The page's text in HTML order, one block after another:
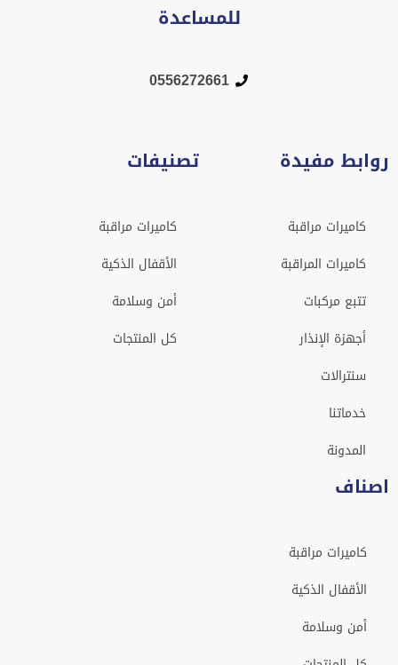
للمساعدة
0556272661
روابط مفيدة
كاميرات مراقبة
كاميرات المراقبة
تتبع مركبات
أجهزة الإنذار
سنترالات
خدماتنا
المدونة
تصنيفات
كاميرات مراقبة
الأقفال الذكية
أمن وسلامة
كل المنتجات
اصناف
كاميرات مراقبة
الأقفال الذكية
أمن وسلامة